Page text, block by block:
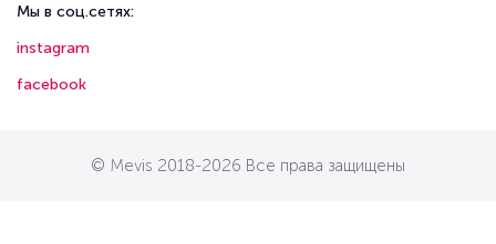
Мы в соц.сетях:
instagram
facebook
© Mevis 2018-2026 Все права защищены